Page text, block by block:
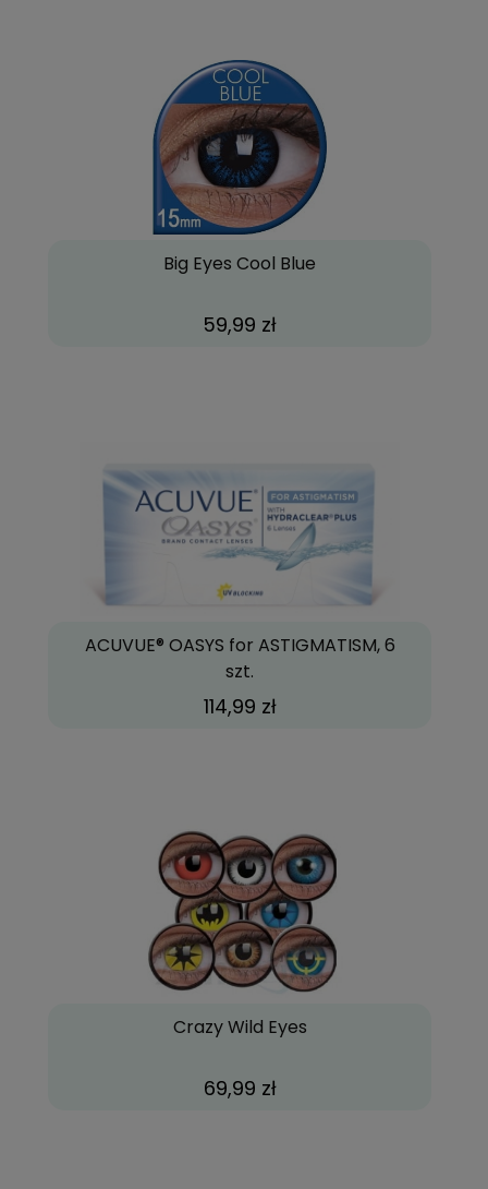
Big Eyes Cool Blue
59,99 zł
ACUVUE® OASYS for ASTIGMATISM, 6
szt.
114,99 zł
Crazy Wild Eyes
69,99 zł